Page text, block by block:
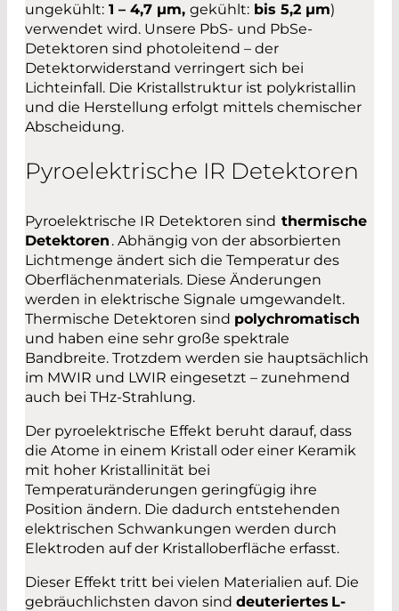
ungekühlt: 1 – 4,7 µm, gekühlt: bis 5,2 µm)
verwendet wird. Unsere PbS- und PbSe-
Detektoren sind photoleitend – der
Detektorwiderstand verringert sich bei
Lichteinfall. Die Kristallstruktur ist polykristallin
und die Herstellung erfolgt mittels chemischer
Abscheidung.
Pyroelektrische IR Detektoren
Pyroelektrische IR Detektoren sind thermische
Detektoren . Abhängig von der absorbierten
Lichtmenge ändert sich die Temperatur des
Oberflächenmaterials. Diese Änderungen
werden in elektrische Signale umgewandelt.
Thermische Detektoren sind polychromatisch
und haben eine sehr große spektrale
Bandbreite. Trotzdem werden sie hauptsächlich
im MWIR und LWIR eingesetzt – zunehmend
auch bei THz-Strahlung.
Der pyroelektrische Effekt beruht darauf, dass
die Atome in einem Kristall oder einer Keramik
mit hoher Kristallinität bei
Temperaturänderungen geringfügig ihre
Position ändern. Die dadurch entstehenden
elektrischen Schwankungen werden durch
Elektroden auf der Kristalloberfläche erfasst.
Dieser Effekt tritt bei vielen Materialien auf. Die
gebräuchlichsten davon sind deuteriertes L-